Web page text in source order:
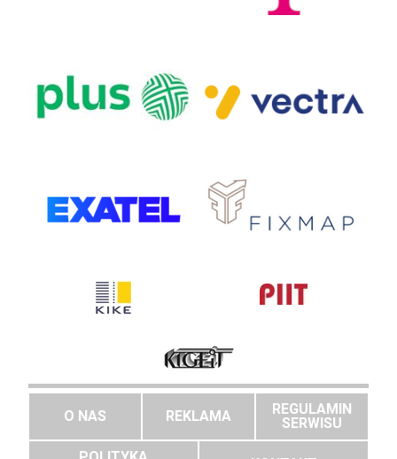
O NAS REKLAMA
REGULAMIN
SERWISU